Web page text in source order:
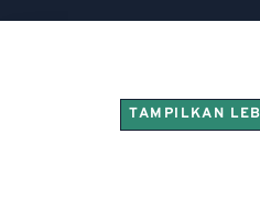
TAMPILKAN